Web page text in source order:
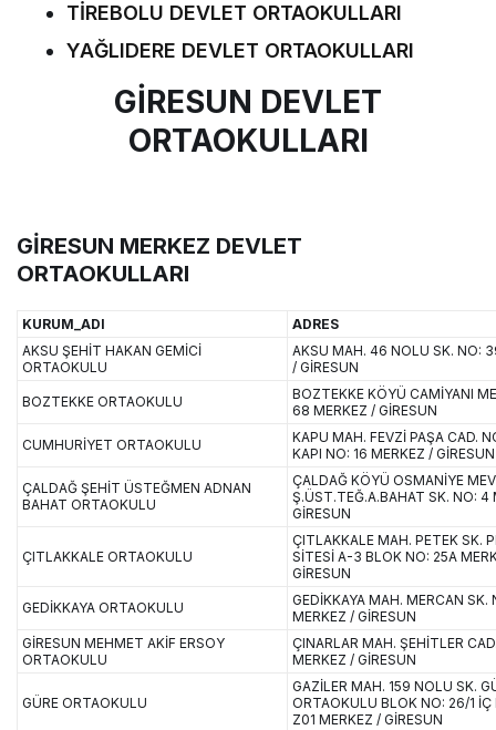
TİREBOLU DEVLET ORTAOKULLARI
YAĞLIDERE DEVLET ORTAOKULLARI
GİRESUN DEVLET
ORTAOKULLARI
GİRESUN MERKEZ DEVLET
ORTAOKULLARI
KURUM_ADI
ADRES
AKSU ŞEHİT HAKAN GEMİCİ
ORTAOKULU
AKSU MAH. 46 NOLU SK. NO:
/ GİRESUN
BOZTEKKE ORTAOKULU
BOZTEKKE KÖYÜ CAMİYANI
68 MERKEZ / GİRESUN
CUMHURİYET ORTAOKULU
KAPU MAH. FEVZİ PAŞA CAD.
KAPI NO: 16 MERKEZ / GİRESUN
ÇALDAĞ ŞEHİT ÜSTEĞMEN ADNAN
BAHAT ORTAOKULU
ÇALDAĞ KÖYÜ OSMANİYE
Ş.ÜST.TEĞ.A.BAHAT SK. NO: 4
GİRESUN
ÇITLAKKALE ORTAOKULU
ÇITLAKKALE MAH. PETEK SK.
SİTESİ A-3 BLOK NO: 25A
GİRESUN
GEDİKKAYA ORTAOKULU
GEDİKKAYA MAH. MERCAN SK.
MERKEZ / GİRESUN
GİRESUN MEHMET AKİF ERSOY
ORTAOKULU
ÇINARLAR MAH. ŞEHİTLER
MERKEZ / GİRESUN
GÜRE ORTAOKULU
GAZİLER MAH. 159 NOLU SK.
ORTAOKULU BLOK NO: 26/1 İÇ
Z01 MERKEZ / GİRESUN